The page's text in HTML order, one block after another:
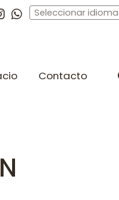
Seleccionar idioma
Contacto